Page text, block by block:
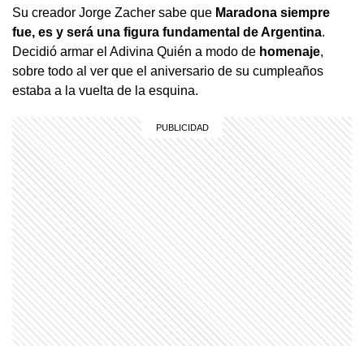
Su creador Jorge Zacher sabe que Maradona siempre
fue, es y será una figura fundamental de Argentina.
Decidió armar el Adivina Quién a modo de homenaje,
sobre todo al ver que el aniversario de su cumpleaños
estaba a la vuelta de la esquina.